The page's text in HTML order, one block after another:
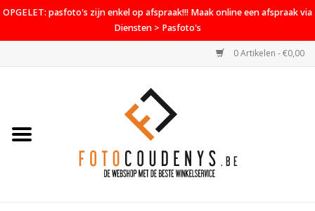
OPGELET: pasfoto's zijn enkel op afspraak!!! Maak online een afspraak via
Diensten > Pasfoto's
0 Artikelen - €0,00
Home